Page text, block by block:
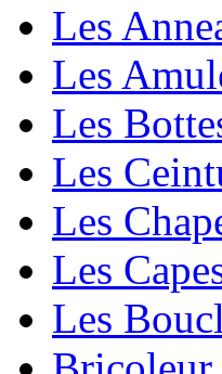
Les
Les
Les
Les
Les
Les
Les